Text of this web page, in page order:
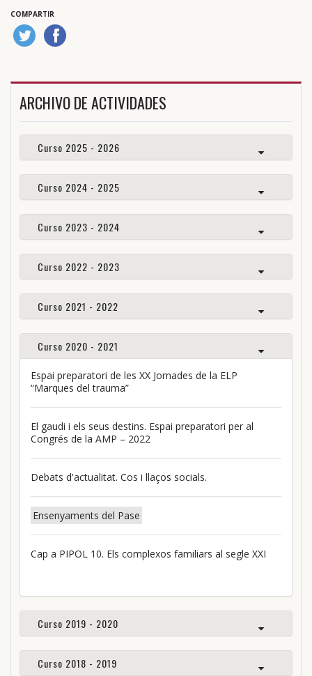
COMPARTIR
ARCHIVO DE ACTIVIDADES
Curso 2025 - 2026
Curso 2024 - 2025
Curso 2023 - 2024
Curso 2022 - 2023
Curso 2021 - 2022
Curso 2020 - 2021
Espai preparatori de les XX Jornades de la ELP
“Marques del trauma”
El gaudi i els seus destins. Espai preparatori per al
Congrés de la AMP – 2022
Debats d'actualitat. Cos i llaços socials.
Ensenyaments del Pase
Cap a PIPOL 10. Els complexos familiars al segle XXI
Curso 2019 - 2020
Curso 2018 - 2019